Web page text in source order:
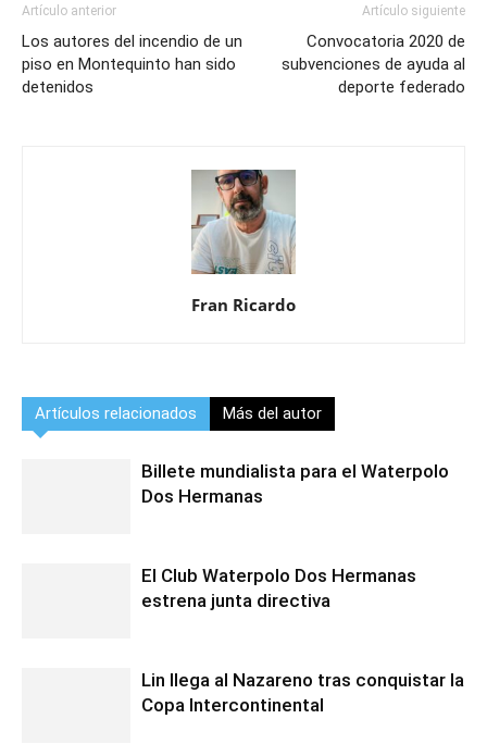
Artículo anterior
Los autores del incendio de un
piso en Montequinto han sido
detenidos
Artículo siguiente
Convocatoria 2020 de
subvenciones de ayuda al
deporte federado
Fran Ricardo
Artículos relacionados Más del autor
Billete mundialista para el Waterpolo
Dos Hermanas
El Club Waterpolo Dos Hermanas
estrena junta directiva
Lin llega al Nazareno tras conquistar la
Copa Intercontinental